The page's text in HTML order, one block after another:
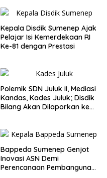
Kepala Disdik Sumenep Ajak
Pelajar Isi Kemerdekaan RI
Ke-81 dengan Prestasi
Polemik SDN Juluk II, Mediasi
Kandas, Kades Juluk; Disdik
Bilang Akan Dilaporkan ke
Bappeda Sumenep Genjot
Inovasi ASN Demi
Perencanaan Pembangunan